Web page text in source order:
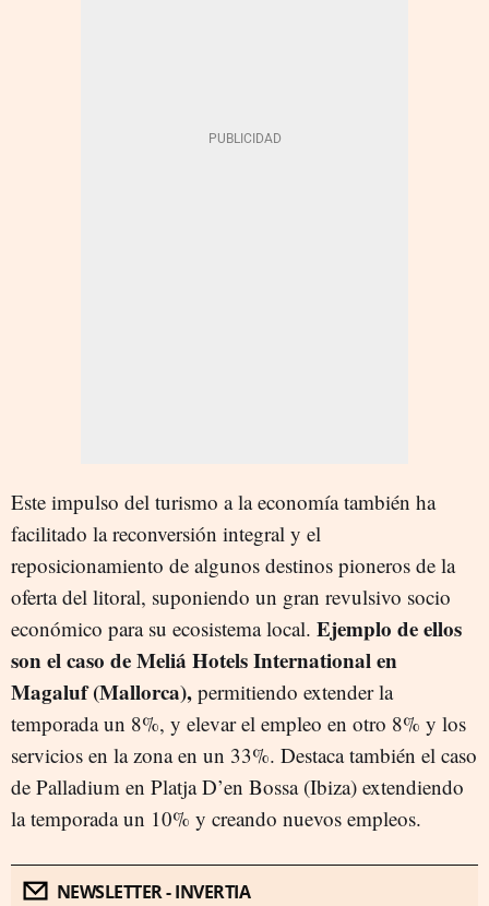
Este impulso del turismo a la economía también ha
facilitado la reconversión integral y el
reposicionamiento de algunos destinos pioneros de la
oferta del litoral, suponiendo un gran revulsivo socio
económico para su ecosistema local. Ejemplo de ellos
son el caso de Meliá Hotels International en
Magaluf (Mallorca), permitiendo extender la
temporada un 8%, y elevar el empleo en otro 8% y los
servicios en la zona en un 33%. Destaca también el caso
de Palladium en Platja D’en Bossa (Ibiza) extendiendo
la temporada un 10% y creando nuevos empleos.
NEWSLETTER - INVERTIA